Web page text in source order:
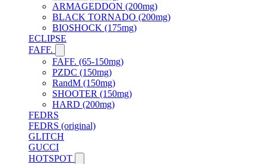
ARMAGEDDON (200mg)
BLACK TORNADO (200mg)
BIOSHOCK (175mg)
ECLIPSE
FAFF.
FAFF. (65-150mg)
PZDC (150mg)
RandM (150mg)
SHOOTER (150mg)
HARD (200mg)
FEDRS
FEDRS (original)
GLITCH
GUCCI
HOTSPOT